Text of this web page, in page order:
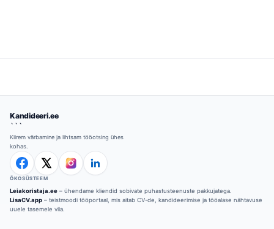
Kandideeri.ee
```
Kiirem värbamine ja lihtsam tööotsing ühes
kohas.
ÖKOSÜSTEEM
Leiakoristaja.ee – ühendame kliendid sobivate puhastusteenuste pakkujatega.
LisaCV.app – teistmoodi tööportaal, mis aitab CV-de, kandideerimise ja tööalase nähtavuse
uuele tasemele viia.